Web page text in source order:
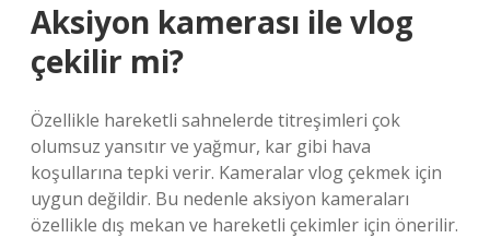
Aksiyon kamerası ile vlog
çekilir mi?
Özellikle hareketli sahnelerde titreşimleri çok
olumsuz yansıtır ve yağmur, kar gibi hava
koşullarına tepki verir. Kameralar vlog çekmek için
uygun değildir. Bu nedenle aksiyon kameraları
özellikle dış mekan ve hareketli çekimler için önerilir.